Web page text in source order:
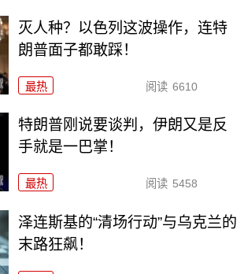
灭人种？以色列这波操作，连特
朗普面子都敢踩！
最热 阅读 6610
特朗普刚说要谈判，伊朗又是反
手就是一巴掌！
最热 阅读 5458
泽连斯基的“清场行动”与乌克兰的
末路狂飙！